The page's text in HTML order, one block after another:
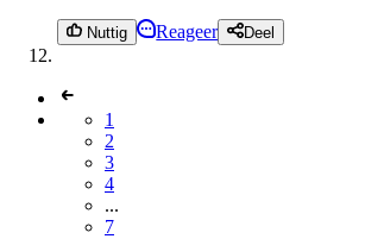
Nuttig Reageer Deel
1
2
3
4
...
7